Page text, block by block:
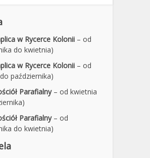
w Rycerce Kolonii – od
do kwietnia)
w Rycerce Kolonii – od
października)
Parafialny– od kwietnia
Parafialny– od
do kwietnia)